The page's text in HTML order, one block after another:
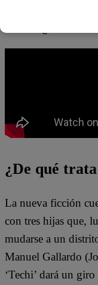
¿De qué
La nueva ficción
con tres hijas que,
mudarse a un
Manuel Gallardo
‘Techi’ dará un